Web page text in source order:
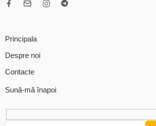
Principala
Despre noi
Contacte
Sună-mă înapoi